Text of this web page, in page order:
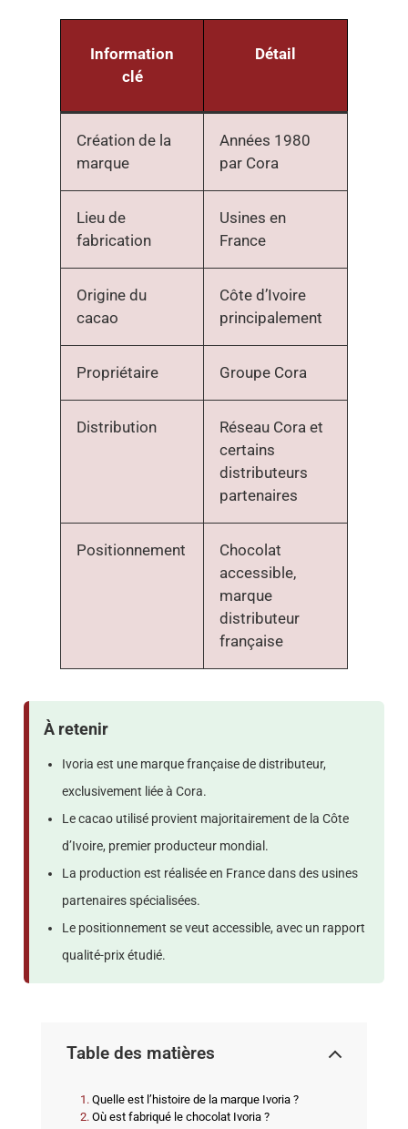
Information
clé
Détail
Création de la
marque
Années 1980
par Cora
Lieu de
fabrication
Usines en
France
Origine du
cacao
Côte d’Ivoire
principalement
Propriétaire Groupe Cora
Distribution
Réseau Cora et
certains
distributeurs
partenaires
Positionnement
Chocolat
accessible,
marque
distributeur
française
À retenir
Ivoria est une marque française de distributeur,
exclusivement liée à Cora.
Le cacao utilisé provient majoritairement de la Côte
d’Ivoire, premier producteur mondial.
La production est réalisée en France dans des usines
partenaires spécialisées.
Le positionnement se veut accessible, avec un rapport
qualité-prix étudié.
Table des matières
Quelle est l’histoire de la marque Ivoria ?
Où est fabriqué le chocolat Ivoria ?